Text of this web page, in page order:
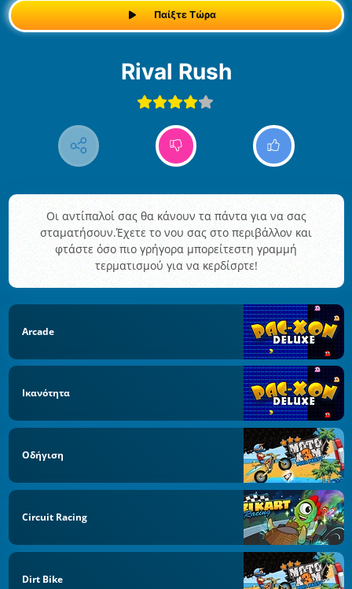
Παίξτε Τώρα
Rival Rush
Οι αντίπαλοί σας θα κάνουν τα πάντα για να σας
σταματήσουν.Έχετε το νου σας στο περιβάλλον και
φτάστε όσο πιο γρήγορα μπορείτεστη γραμμή
τερματισμού για να κερδίσρτε!
Arcade
Ικανότητα
Οδήγιση
Circuit Racing
Dirt Bike